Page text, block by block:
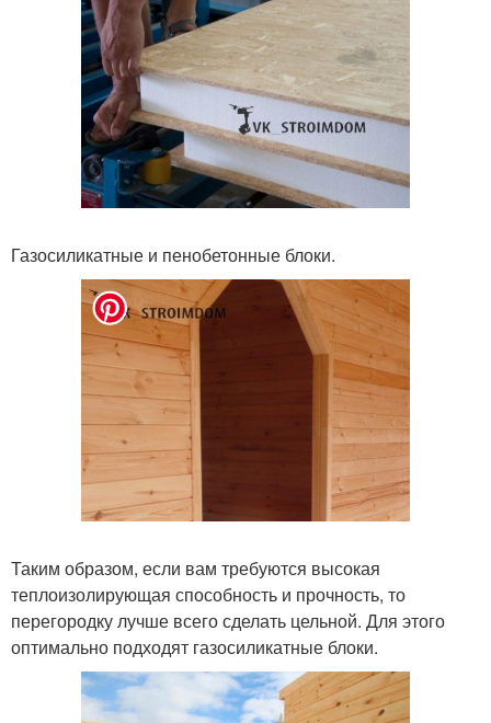
Газосиликатные и пенобетонные блоки.
Таким образом, если вам требуются высокая
теплоизолирующая способность и прочность, то
перегородку лучше всего сделать цельной. Для этого
оптимально подходят газосиликатные блоки.